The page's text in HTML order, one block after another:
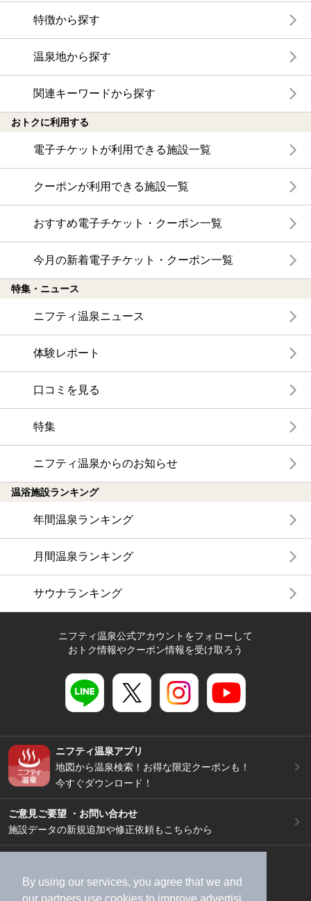
By using our services, you agree that we and
特徴から探す
温泉地から探す
関連キーワードから探す
おトクに利用する
電子チケットが利用できる施設一覧
クーポンが利用できる施設一覧
おすすめ電子チケット・クーポン一覧
今月の新着電子チケット・クーポン一覧
特集・ニュース
ニフティ温泉ニュース
体験レポート
口コミを見る
特集
ニフティ温泉からのお知らせ
温浴施設ランキング
年間温泉ランキング
月間温泉ランキング
サウナランキング
ニフティ温泉公式アカウントをフォローして
おトク情報やクーポン情報を受け取ろう
ニフティ温泉アプリ
地図から温泉検索！お得な限定クーポンも！
今すぐダウンロード！
ご意見ご要望 ・お問い合わせ
施設データの新規追加や修正依頼もこちらから
加盟店募集（資料請求）
広告出稿のご案内